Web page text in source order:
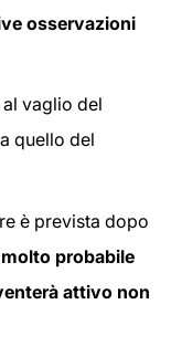
osservazioni
vaglio del
quello del
è prevista dopo
probabile
attivo non